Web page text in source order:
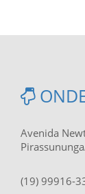
Avenida
(19) 99916-